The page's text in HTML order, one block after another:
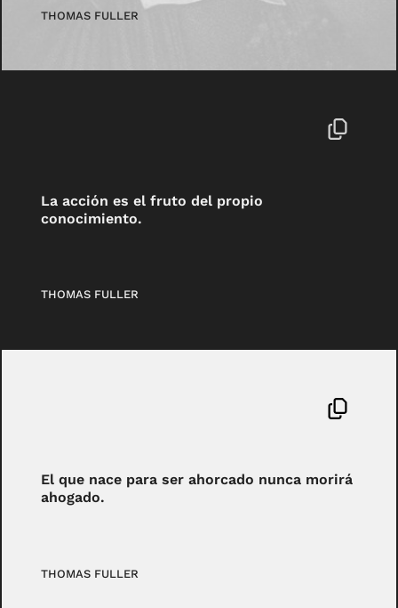
THOMAS FULLER
La acción es el fruto del propio
conocimiento.
THOMAS FULLER
El que nace para ser ahorcado nunca morirá
ahogado.
THOMAS FULLER